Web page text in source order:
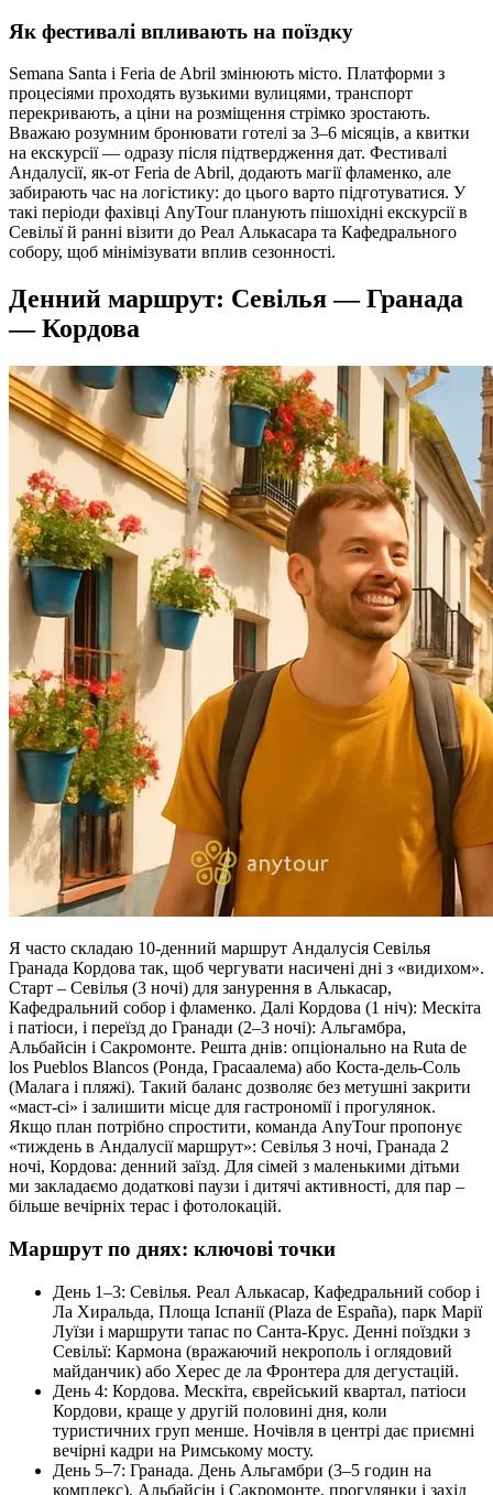
Як фестивалі впливають на поїздку
Semana Santa і Feria de Abril змінюють місто. Платформи з
процесіями проходять вузькими вулицями, транспорт
перекривають, а ціни на розміщення стрімко зростають.
Вважаю розумним бронювати готелі за 3–6 місяців, а квитки
на екскурсії — одразу після підтвердження дат. Фестивалі
Андалусії, як-от Feria de Abril, додають магії фламенко, але
забирають час на логістику: до цього варто підготуватися. У
такі періоди фахівці AnyTour планують пішохідні екскурсії в
Севільї й ранні візити до Реал Алькасара та Кафедрального
собору, щоб мінімізувати вплив сезонності.
Денний маршрут: Севілья — Гранада
— Кордова
Я часто складаю 10‑денний маршрут Андалусія Севілья
Гранада Кордова так, щоб чергувати насичені дні з «видихом».
Старт – Севілья (3 ночі) для занурення в Алькасар,
Кафедральний собор і фламенко. Далі Кордова (1 ніч): Мескіта
і патіоси, і переїзд до Гранади (2–3 ночі): Альгамбра,
Альбайсін і Сакромонте. Решта днів: опціонально на Ruta de
los Pueblos Blancos (Ронда, Грасаалема) або Коста‑дель‑Соль
(Малага і пляжі). Такий баланс дозволяє без метушні закрити
«маст‑сі» і залишити місце для гастрономії і прогулянок.
Якщо план потрібно спростити, команда AnyTour пропонує
«тиждень в Андалусії маршрут»: Севілья 3 ночі, Гранада 2
ночі, Кордова: денний заїзд. Для сімей з маленькими дітьми
ми закладаємо додаткові паузи і дитячі активності, для пар –
більше вечірніх терас і фотолокацій.
Маршрут по днях: ключові точки
День 1–3: Севілья. Реал Алькасар, Кафедральний собор і
Ла Хиральда, Площа Іспанії (Plaza de España), парк Марії
Луїзи і маршрути тапас по Санта‑Крус. Денні поїздки з
Севільї: Кармона (вражаючий некрополь і оглядовий
майданчик) або Херес де ла Фронтера для дегустацій.
День 4: Кордова. Мескіта, єврейський квартал, патіоси
Кордови, краще у другій половині дня, коли
туристичних груп менше. Ночівля в центрі дає приємні
вечірні кадри на Римському мосту.
День 5–7: Гранада. День Альгамбри (3–5 годин на
комплекс), Альбайсін і Сакромонте, прогулянки і захід